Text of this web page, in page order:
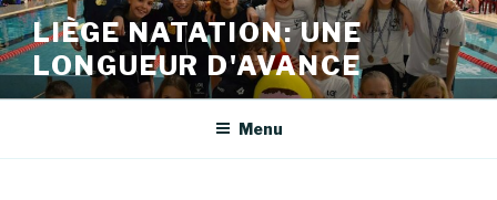
Aller
au
contenu
principal
LIÈGE NATATION: UNE
LONGUEUR D'AVANCE
Menu